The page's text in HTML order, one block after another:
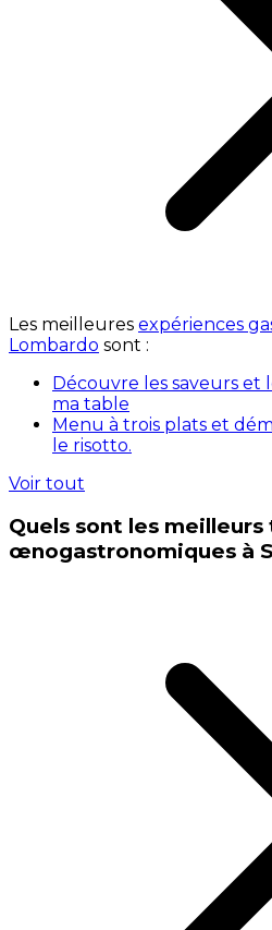
Les meilleures expériences
Lombardo sont :
Découvre les saveurs et
ma table
Menu à trois plats et
le risotto.
Voir tout
Quels sont les meilleurs
œnogastronomiques à